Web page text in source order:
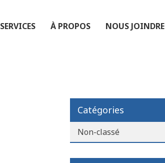
SERVICES À PROPOS NOUS JOINDRE
Catégories
Non-classé